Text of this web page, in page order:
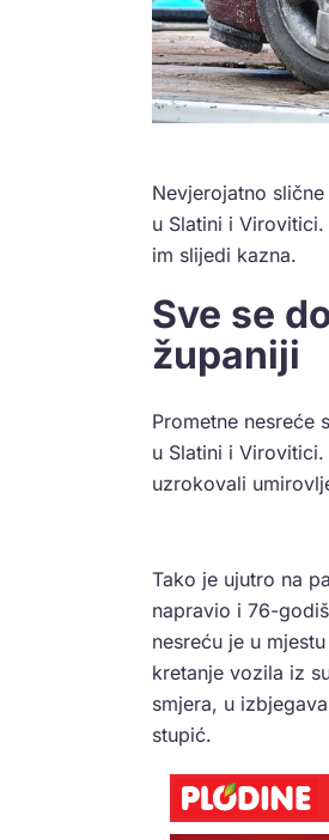
Nevjerojatno slične
u Slatini i
im slijedi kazna.
Sve se
županiji
Prometne nesreće
u Slatini i
uzrokovali
Tako je ujutro na
napravio i 76-
nesreću je u
kretanje vozila iz
smjera, u
stupić.